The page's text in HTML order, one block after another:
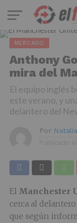
MERCADO
Anthony
mira del
El equipo inglés
este verano, y
delantero del
Por
El Manchester
cerca al
que según